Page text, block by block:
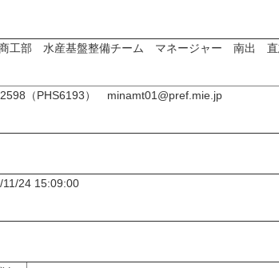
商工部 水産基盤整備チーム マネージャー 南出
（PHS6193） minamt01@pref.mie.jp
11/24 15:09:00